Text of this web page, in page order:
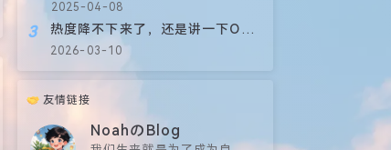
2025-04-08
3 热度降不下来了，还是讲一下OpenClaw吧
2026-03-10
友情链接
NoahのBlog